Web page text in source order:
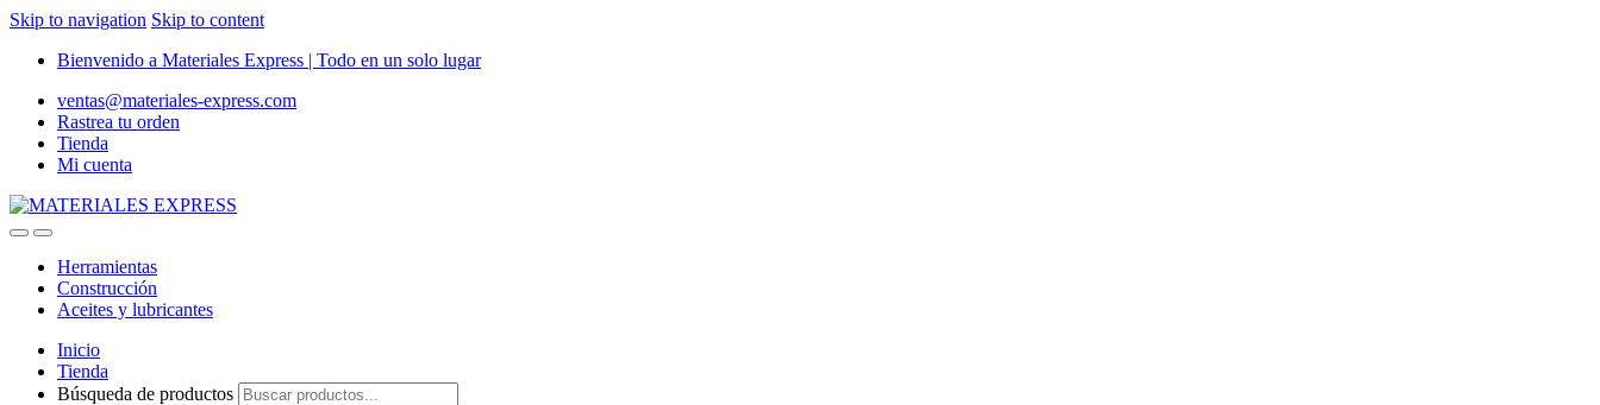
Skip to navigation Skip to content
Bienvenido a Materiales Express | Todo en un solo lugar
ventas@materiales-express.com
Rastrea tu orden
Tienda
Mi cuenta
Herramientas
Construcción
Aceites y lubricantes
Inicio
Tienda
Búsqueda de productos